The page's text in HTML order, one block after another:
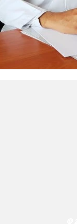
Noticias
dia mundial